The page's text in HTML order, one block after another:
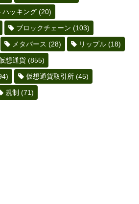
ハッキング (20)
ブロックチェーン (103)
メタバース (28) リップル (18)
想通貨 (855)
仮想通貨取引所 (45)
規制 (71)